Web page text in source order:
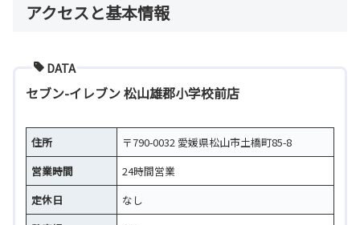
アクセスと基本情報
DATA
セブン-イレブン 松山雄郡小学校前店
住所
〒790-0032 愛媛県松山市土橋町85-8
営業時間
24時間営業
定休日
なし